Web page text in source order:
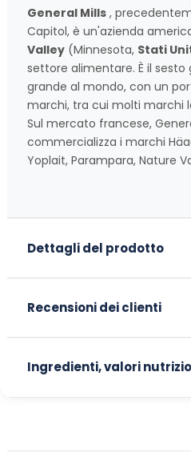
General Mills ,
Capitol, è un'azienda
Valley (Minnesota, Stati
settore alimentare. È il
grande al mondo, con un
marchi, tra cui molti marchi
Sul mercato francese,
commercializza i marchi
Yoplait, Parampara, Nature
Dettagli del prodotto
Recensioni dei clienti
Ingredienti, valori